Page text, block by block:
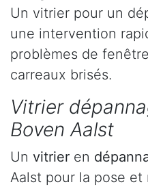
Un vitrier pour un
une intervention
problèmes de
carreaux brisés.
Vitrier
Boven Aalst
Un vitrier en
Aalst pour la pose et